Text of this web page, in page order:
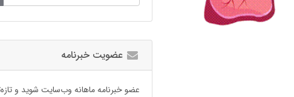
عضویت خبرنامه
عضو خبرنامه ماهانه وب‌سایت شوید و